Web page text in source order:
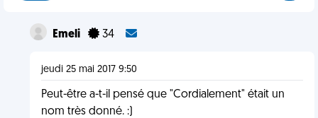
Emeli 34
jeudi 25 mai 2017 9:50
Peut-être a-t-il pensé que "Cordialement" était un
nom très donné. :)